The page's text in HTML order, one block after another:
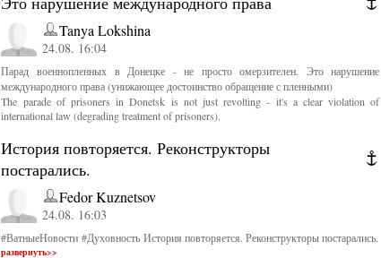
Tanya Lokshina
24.08. 16:04
Парад военнопленных в Донецке - не просто омерзителен. Это нарушение
международного права (унижающее достоинство обращение с пленными)
The parade of prisoners in Donetsk is not just revolting - it's a clear violation of
international law (degrading treatment of prisoners).
История повторяется. Реконструкторы
постарались.
Fedor Kuznetsov
24.08. 16:03
‪#‎ВатныеНовости‬ ‪#‎Духовность‬ История повторяется. Реконструкторы постарались.
развернуть>>